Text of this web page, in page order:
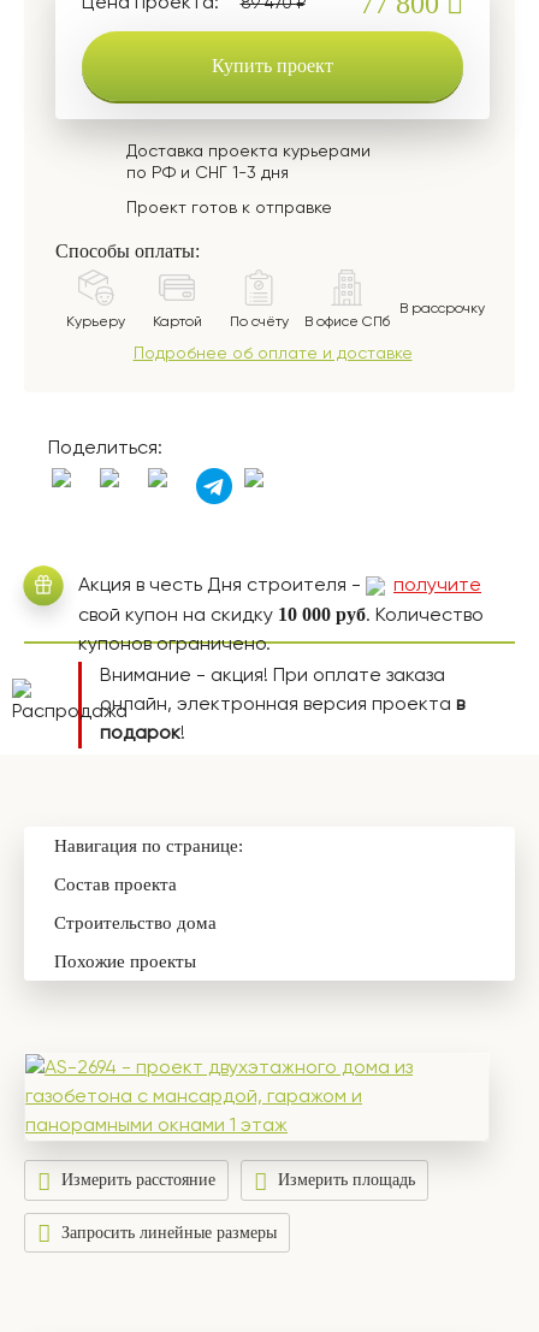
Цена проекта: 89 470 ₽
Купить проект
Доставка проекта курьерами
по РФ и СНГ 1-3 дня
Проект готов к отправке
Способы оплаты:
Курьеру Картой По счёту В офисе СПб
В рассрочку
Подробнее об оплате и доставке
Поделиться:
Акция в честь Дня строителя -
получите
свой купон на скидку 10 000 руб. Количество
купонов ограничено.
Внимание - акция! При оплате заказа
онлайн, электронная версия проекта в
подарок!
Навигация по странице:
Состав проекта
Строительство дома
Похожие проекты
Измерить расстояние Измерить площадь
Запросить линейные размеры